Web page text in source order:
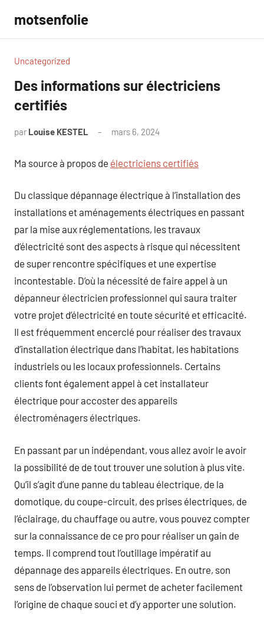
contenu
motsenfolie
Uncategorized
Des informations sur électriciens
certifiés
par Louise KESTEL mars 6, 2024
Ma source à propos de électriciens certifiés
Du classique dépannage électrique à l’installation des
installations et aménagements électriques en passant
par la mise aux réglementations, les travaux
d’électricité sont des aspects à risque qui nécessitent
de super rencontre spécifiques et une expertise
incontestable. D’où la nécessité de faire appel à un
dépanneur électricien professionnel qui saura traiter
votre projet d’électricité en toute sécurité et efficacité.
Il est fréquemment encerclé pour réaliser des travaux
d’installation électrique dans l’habitat, les habitations
industriels ou les locaux professionnels. Certains
clients font également appel à cet installateur
électrique pour accoster des appareils
électroménagers électriques.
En passant par un indépendant, vous allez avoir le avoir
la possibilité de de tout trouver une solution à plus vite.
Qu’il s’agit d’une panne du tableau électrique, de la
domotique, du coupe-circuit, des prises électriques, de
l’éclairage, du chauffage ou autre, vous pouvez compter
sur la connaissance de ce pro pour réaliser un gain de
temps. Il comprend tout l’outillage impératif au
dépannage des appareils électriques. En outre, son
sens de l’observation lui permet de acheter facilement
l’origine de chaque souci et d’y apporter une solution.